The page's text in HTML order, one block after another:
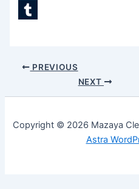
LinkedIn
PREVIOUS
NEXT
Copyright © 2026 Mazaya
Astra